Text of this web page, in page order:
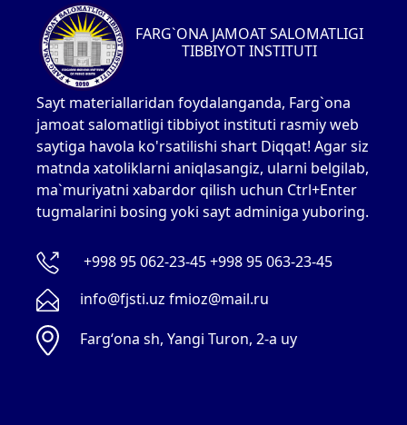
FARG`ONA JAMOAT SALOMATLIGI
TIBBIYOT INSTITUTI
Sayt materiallaridan foydalanganda, Farg`ona
jamoat salomatligi tibbiyot instituti rasmiy web
saytiga havola ko'rsatilishi shart Diqqat! Agar siz
matnda xatoliklarni aniqlasangiz, ularni belgilab,
ma`muriyatni xabardor qilish uchun Ctrl+Enter
tugmalarini bosing yoki sayt adminiga yuboring.
+998 95 062-23-45 +998 95 063-23-45
info@fjsti.uz fmioz@mail.ru
Fargʻona sh, Yangi Turon, 2-a uy